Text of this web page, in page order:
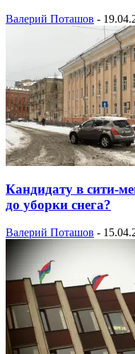
Валерий Поташов -
Кандидату в сити-
до уборки снега?
Валерий Поташов -